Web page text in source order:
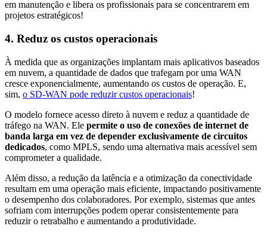
em manutenção e libera os profissionais para se concentrarem em
projetos estratégicos!
4. Reduz os custos operacionais
À medida que as organizações implantam mais aplicativos baseados
em nuvem, a quantidade de dados que trafegam por uma WAN
cresce exponencialmente, aumentando os custos de operação. E,
sim, o SD-WAN pode reduzir custos operacionais!
O modelo fornece acesso direto à nuvem e reduz a quantidade de
tráfego na WAN. Ele permite o uso de conexões de internet de
banda larga em vez de depender exclusivamente de circuitos
dedicados, como MPLS, sendo uma alternativa mais acessível sem
comprometer a qualidade.
Além disso, a redução da latência e a otimização da conectividade
resultam em uma operação mais eficiente, impactando positivamente
o desempenho dos colaboradores. Por exemplo, sistemas que antes
sofriam com interrupções podem operar consistentemente para
reduzir o retrabalho e aumentando a produtividade.